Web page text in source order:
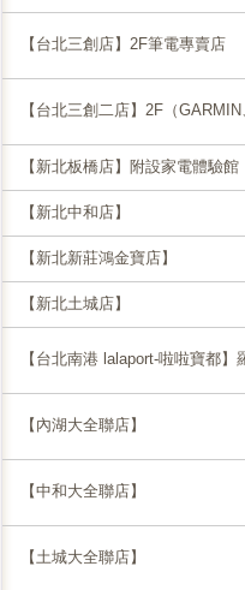
【台北三創店】2F筆電專賣店
【台北三創二店】2F（
【新北板橋店】附設家電體驗館
【新北中和店】
【新北新莊鴻金寶店】
【新北土城店】
【台北南港 lalaport-啦啦寶都】
【內湖大全聯店】
【中和大全聯店】
【土城大全聯店】